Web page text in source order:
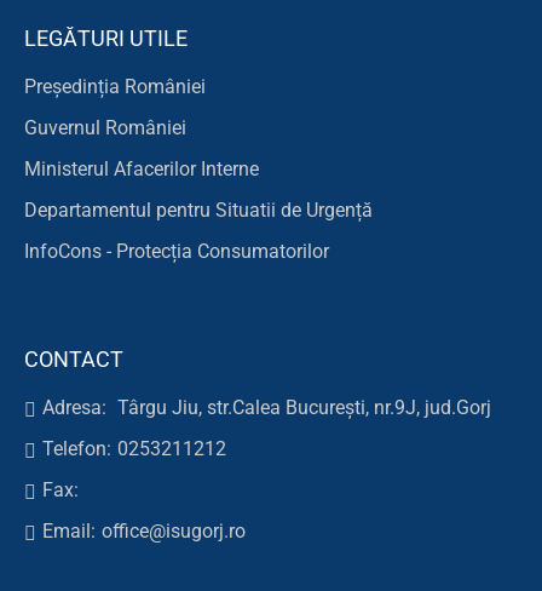
LEGĂTURI UTILE
Președinția României
Guvernul României
Ministerul Afacerilor Interne
Departamentul pentru Situatii de Urgență
InfoCons - Protecția Consumatorilor
CONTACT
Adresa: Târgu Jiu, str.Calea București, nr.9J, jud.Gorj
Telefon: 0253211212
Fax:
Email: office@isugorj.ro